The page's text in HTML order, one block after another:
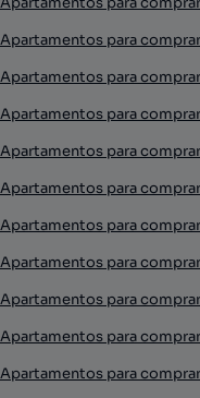
Apartamentos para
Apartamentos para
Apartamentos para
Apartamentos para
Apartamentos para
Apartamentos para
Apartamentos para
Apartamentos para
Apartamentos para
Apartamentos para